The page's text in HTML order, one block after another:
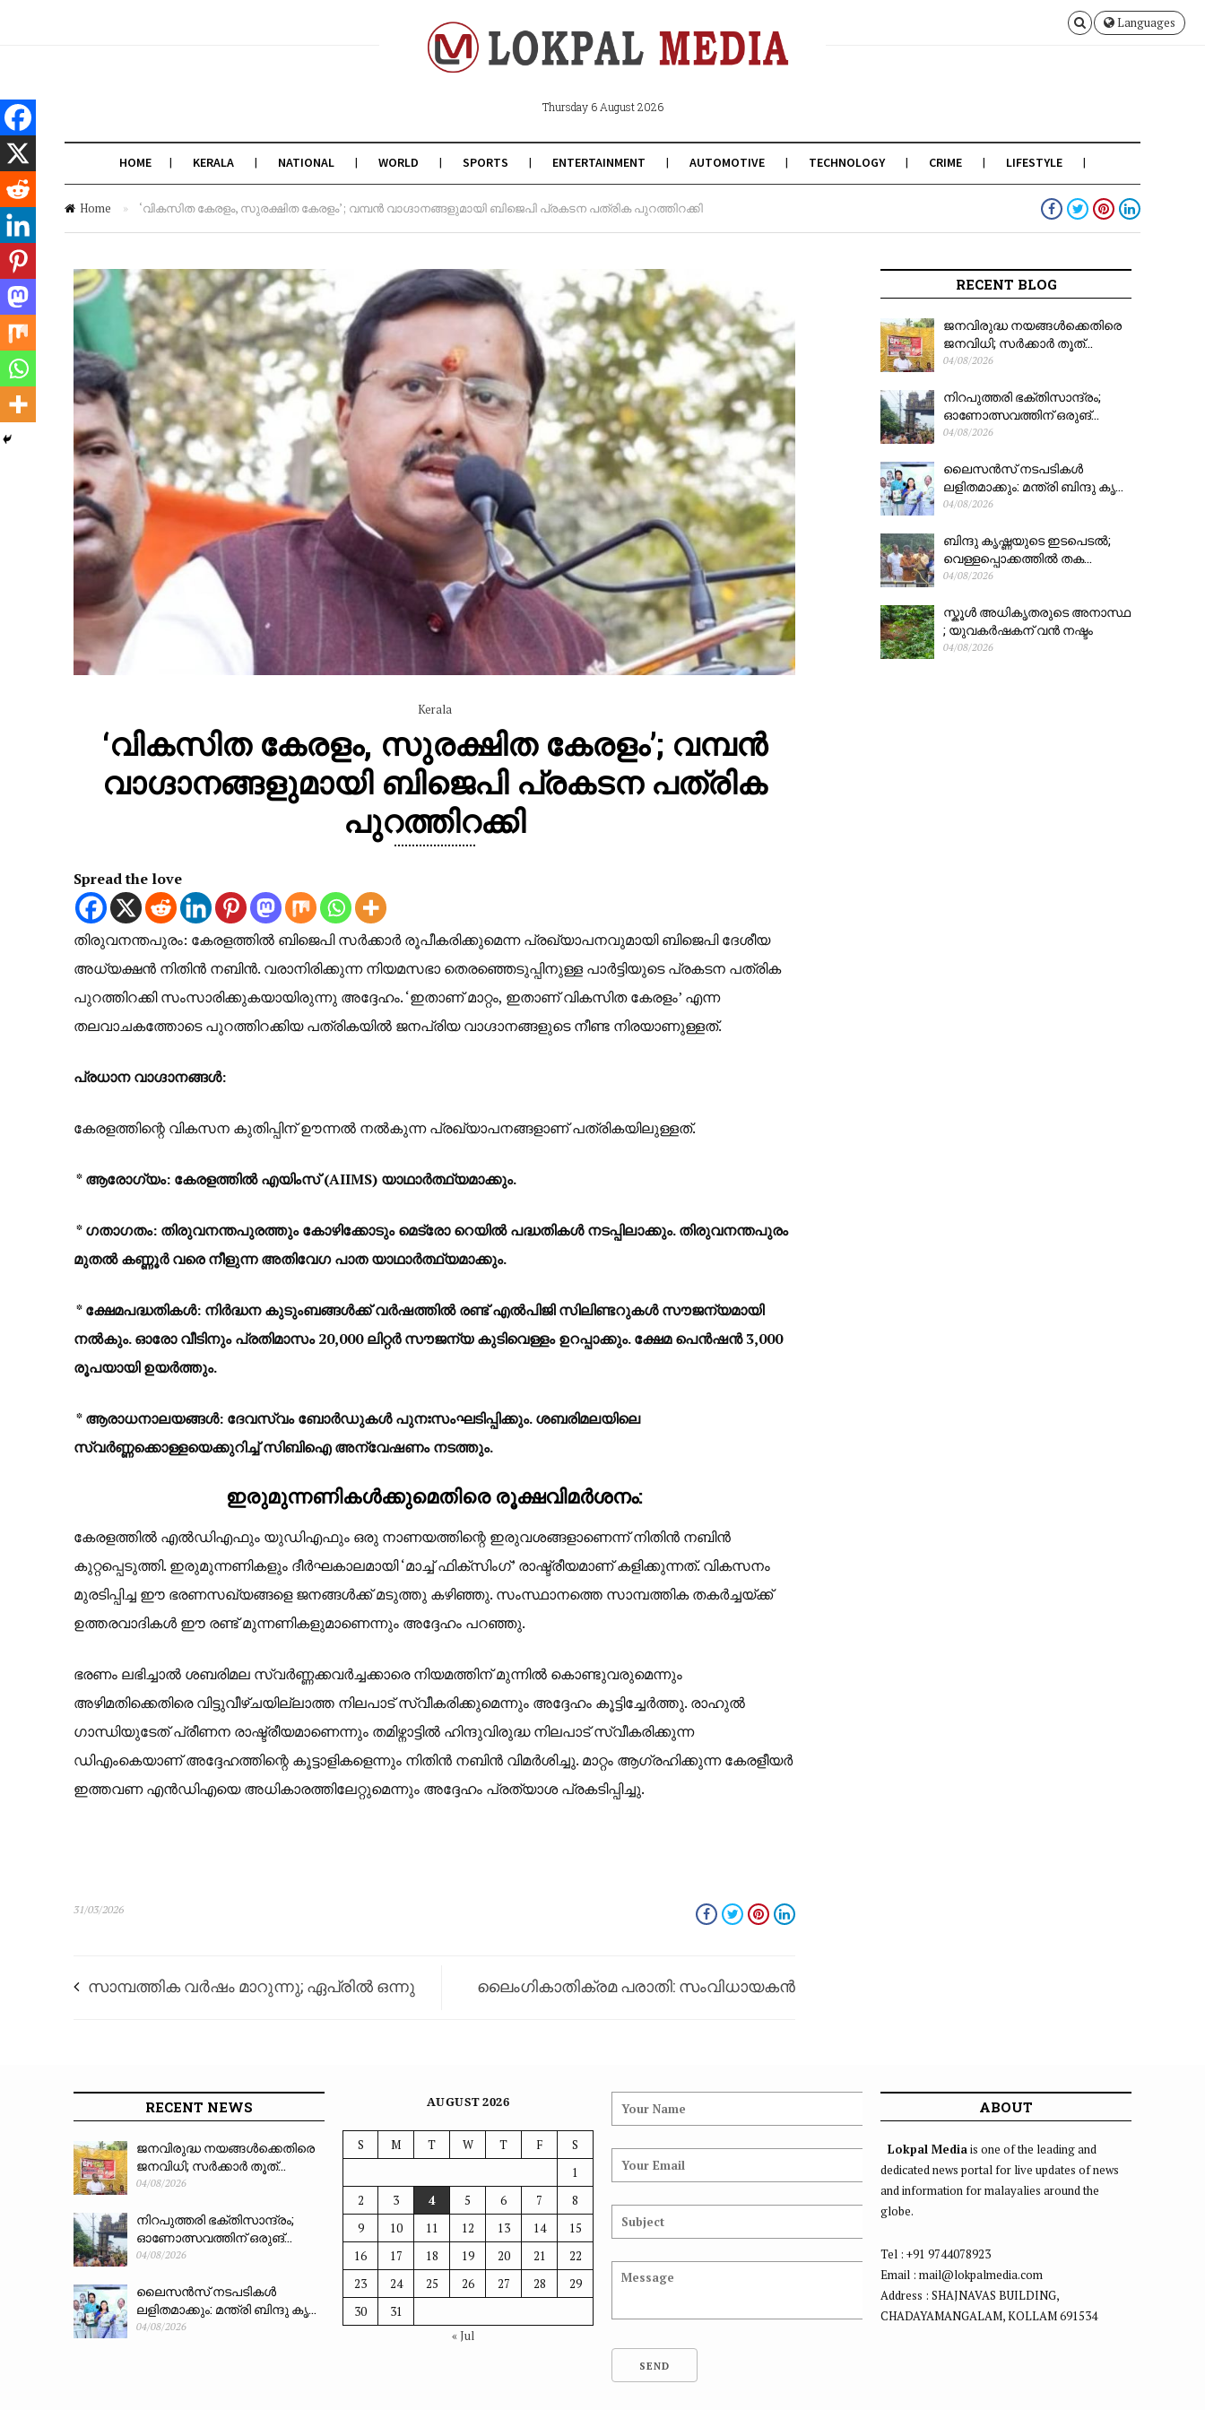
Languages
Thursday 6 August 2026
HOME KERALA NATIONAL WORLD SPORTS ENTERTAINMENT AUTOMOTIVE TECHNOLOGY CRIME LIFESTYLE
Home » ‘വികസിത കേരളം, സുരക്ഷിത കേരളം’; വമ്പൻ വാഗ്ദാനങ്ങളുമായി ബിജെപി പ്രകടന പത്രിക പുറത്തിറക്കി
Kerala
‘വികസിത കേരളം, സുരക്ഷിത കേരളം’; വമ്പൻ
വാഗ്ദാനങ്ങളുമായി ബിജെപി പ്രകടന പത്രിക
പുറത്തിറക്കി
Spread the love
തിരുവനന്തപുരം: കേരളത്തിൽ ബിജെപി സർക്കാർ രൂപീകരിക്കുമെന്ന പ്രഖ്യാപനവുമായി ബിജെപി ദേശീയ
അധ്യക്ഷൻ നിതിൻ നബിൻ. വരാനിരിക്കുന്ന നിയമസഭാ തെരഞ്ഞെടുപ്പിനുള്ള പാർട്ടിയുടെ പ്രകടന പത്രിക
പുറത്തിറക്കി സംസാരിക്കുകയായിരുന്നു അദ്ദേഹം. ‘ഇതാണ് മാറ്റം, ഇതാണ് വികസിത കേരളം’ എന്ന
തലവാചകത്തോടെ പുറത്തിറക്കിയ പത്രികയിൽ ജനപ്രിയ വാഗ്ദാനങ്ങളുടെ നീണ്ട നിരയാണുള്ളത്.
പ്രധാന വാഗ്ദാനങ്ങൾ:
കേരളത്തിന്റെ വികസന കുതിപ്പിന് ഊന്നൽ നൽകുന്ന പ്രഖ്യാപനങ്ങളാണ് പത്രികയിലുള്ളത്.
* ആരോഗ്യം: കേരളത്തിൽ എയിംസ് (AIIMS) യാഥാർത്ഥ്യമാക്കും.
* ഗതാഗതം: തിരുവനന്തപുരത്തും കോഴിക്കോടും മെട്രോ റെയിൽ പദ്ധതികൾ നടപ്പിലാക്കും. തിരുവനന്തപുരം
മുതൽ കണ്ണൂർ വരെ നീളുന്ന അതിവേഗ പാത യാഥാർത്ഥ്യമാക്കും.
* ക്ഷേമപദ്ധതികൾ: നിർദ്ധന കുടുംബങ്ങൾക്ക് വർഷത്തിൽ രണ്ട് എൽപിജി സിലിണ്ടറുകൾ സൗജന്യമായി
നൽകും. ഓരോ വീടിനും പ്രതിമാസം 20,000 ലിറ്റർ സൗജന്യ കുടിവെള്ളം ഉറപ്പാക്കും. ക്ഷേമ പെൻഷൻ 3,000
രൂപയായി ഉയർത്തും.
* ആരാധനാലയങ്ങൾ: ദേവസ്വം ബോർഡുകൾ പുനഃസംഘടിപ്പിക്കും. ശബരിമലയിലെ
സ്വർണ്ണക്കൊള്ളയെക്കുറിച്ച് സിബിഐ അന്വേഷണം നടത്തും.
ഇരുമുന്നണികൾക്കുമെതിരെ രൂക്ഷവിമർശനം:
കേരളത്തിൽ എൽഡിഎഫും യുഡിഎഫും ഒരു നാണയത്തിന്റെ ഇരുവശങ്ങളാണെന്ന് നിതിൻ നബിൻ
കുറ്റപ്പെടുത്തി. ഇരുമുന്നണികളും ദീർഘകാലമായി ‘മാച്ച് ഫിക്സിംഗ്’ രാഷ്ട്രീയമാണ് കളിക്കുന്നത്. വികസനം
മുരടിപ്പിച്ച ഈ ഭരണസഖ്യങ്ങളെ ജനങ്ങൾക്ക് മടുത്തു കഴിഞ്ഞു. സംസ്ഥാനത്തെ സാമ്പത്തിക തകർച്ചയ്ക്ക്
ഉത്തരവാദികൾ ഈ രണ്ട് മുന്നണികളുമാണെന്നും അദ്ദേഹം പറഞ്ഞു.
ഭരണം ലഭിച്ചാൽ ശബരിമല സ്വർണ്ണക്കവർച്ചക്കാരെ നിയമത്തിന് മുന്നിൽ കൊണ്ടുവരുമെന്നും
അഴിമതിക്കെതിരെ വിട്ടുവീഴ്ചയില്ലാത്ത നിലപാട് സ്വീകരിക്കുമെന്നും അദ്ദേഹം കൂട്ടിച്ചേർത്തു. രാഹുൽ
ഗാന്ധിയുടേത് പ്രീണന രാഷ്ട്രീയമാണെന്നും തമിഴ്നാട്ടിൽ ഹിന്ദുവിരുദ്ധ നിലപാട് സ്വീകരിക്കുന്ന
ഡിഎംകെയാണ് അദ്ദേഹത്തിന്റെ കൂട്ടാളികളെന്നും നിതിൻ നബിൻ വിമർശിച്ചു. മാറ്റം ആഗ്രഹിക്കുന്ന കേരളീയർ
ഇത്തവണ എൻഡിഎയെ അധികാരത്തിലേറ്റുമെന്നും അദ്ദേഹം പ്രത്യാശ പ്രകടിപ്പിച്ചു.
31/03/2026
സാമ്പത്തിക വർഷം മാറുന്നു; ഏപ്രിൽ ഒന്നു ലൈംഗികാതിക്രമ പരാതി: സംവിധായകൻ
RECENT BLOG
ജനവിരുദ്ധ നയങ്ങൾക്കെതിരെ
ജനവിധി; സർക്കാർ തൂത്...
04/08/2026
നിറപുത്തരി ഭക്തിസാന്ദ്രം;
ഓണോത്സവത്തിന് ഒരുങ്...
04/08/2026
ലൈസൻസ് നടപടികൾ
ലളിതമാക്കും: മന്ത്രി ബിന്ദു കൃ...
04/08/2026
ബിന്ദു കൃഷ്ണയുടെ ഇടപെടൽ;
വെള്ളപ്പൊക്കത്തിൽ തക...
04/08/2026
സ്കൂൾ അധികൃതരുടെ അനാസ്ഥ
; യുവകർഷകന് വൻ നഷ്ടം
04/08/2026
RECENT NEWS
ജനവിരുദ്ധ നയങ്ങൾക്കെതിരെ
ജനവിധി; സർക്കാർ തൂത്...
04/08/2026
നിറപുത്തരി ഭക്തിസാന്ദ്രം;
ഓണോത്സവത്തിന് ഒരുങ്...
04/08/2026
ലൈസൻസ് നടപടികൾ
ലളിതമാക്കും: മന്ത്രി ബിന്ദു കൃ...
04/08/2026
AUGUST 2026
S M T W T F
S
1
2
3 4 5 6 7
8
9
10 11 12 13 14
15
16
17 18 19 20 21
22
23
24 25 26 27 28
29
30
31
« Jul
ABOUT
Lokpal Media is one of the leading and
dedicated news portal for live updates of news
and information for malayalies around the
globe.
Tel : +91 9744078923
Email : mail@lokpalmedia.com
Address : SHAJNAVAS BUILDING,
CHADAYAMANGALAM, KOLLAM 691534